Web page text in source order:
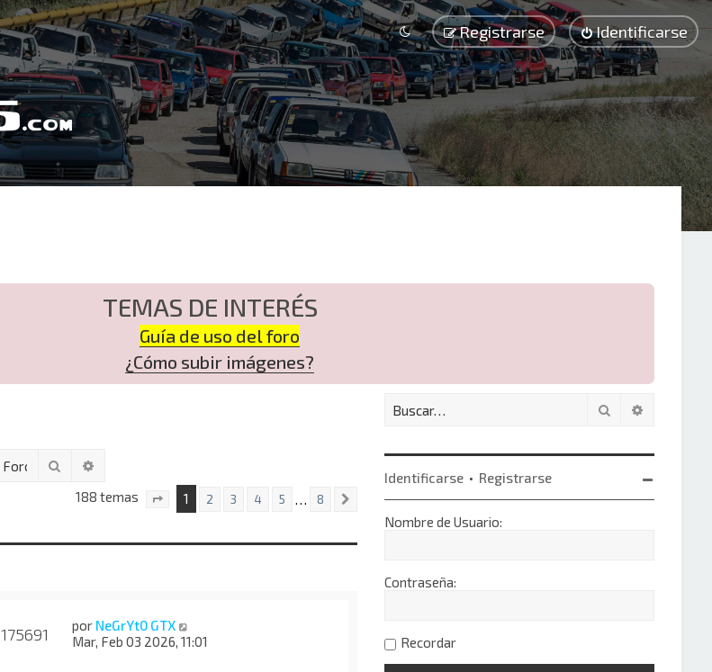
Identificarse
Registrarse
TEMAS DE INTERÉS
Guía de uso del foro
¿Cómo subir imágenes?
Buscar
188 temas Página1 de8
1 2 3 4 5 8 Siguiente
175691 por NeGrYt0 GTX
Mar, Feb 03 2026, 11:01
Buscar
Identificarse • Registrarse
Nombre de Usuario:
Contraseña:
Recordar